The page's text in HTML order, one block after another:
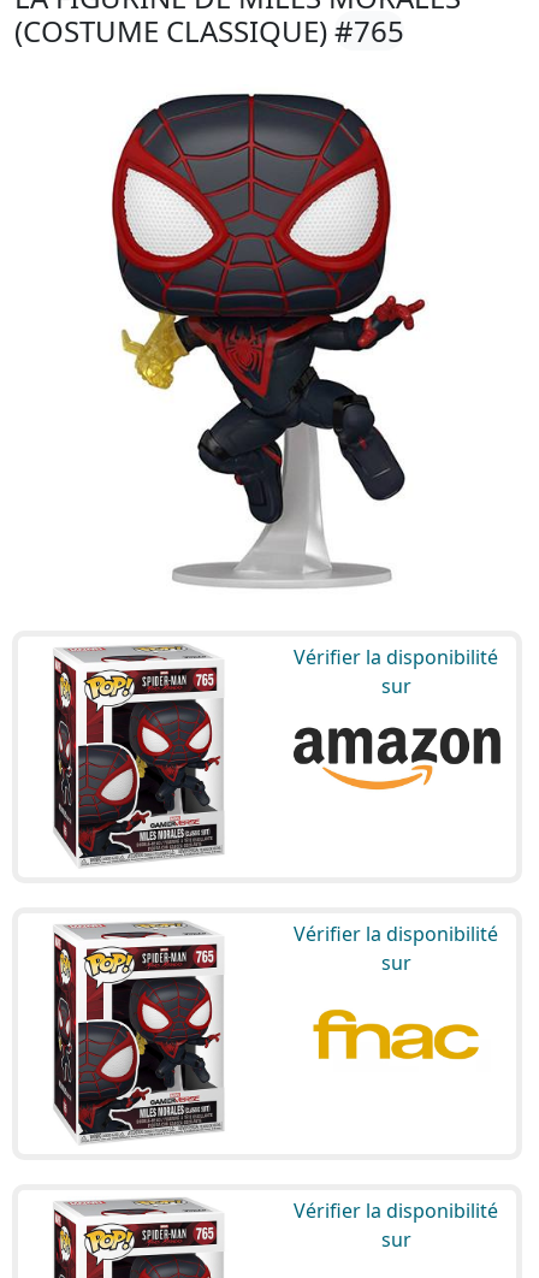
(COSTUME CLASSIQUE)#765
Vérifier la disponibilité
sur
Vérifier la disponibilité
sur
Vérifier la disponibilité
sur